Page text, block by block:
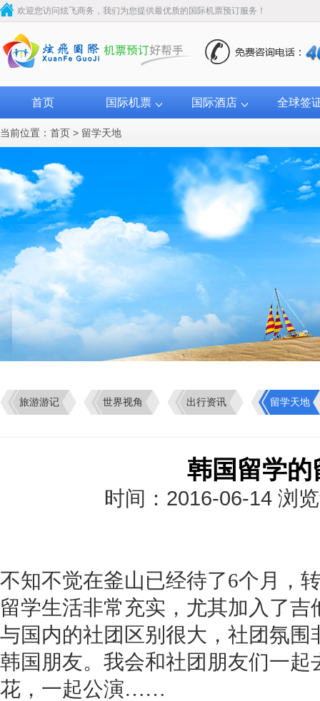
欢迎您访问炫飞商务，我们为您提供最优质的国际机票预订服务！
首页 国际机票 国际酒店 全球签
当前位置： 首页 > 留学天地
旅游游记 世界视角 出行资讯 留学天地
韩国留学的
时间：2016-06-14 浏
不知不觉在釜山已经待了6个月，
留学生活非常充实，尤其加入了
与国内的社团区别很大，社团氛
韩国朋友。我会和社团朋友们一
花，一起公演……